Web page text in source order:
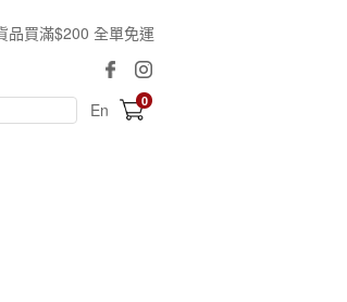
品買滿$200 全單免運
En 0